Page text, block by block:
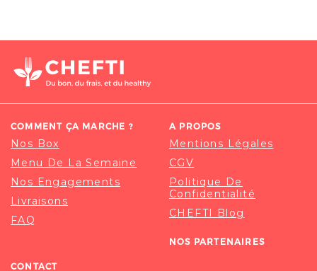
COMMENT ÇA MARCHE ?
Nos Box
Menu De La Semaine
Nos Engagements
Livraisons
FAQ
A PROPOS
Mentions Légales
CGV
Politique De
Confidentialité
CHEFTI Blog
NOS PARTENAIRES
CONTACT